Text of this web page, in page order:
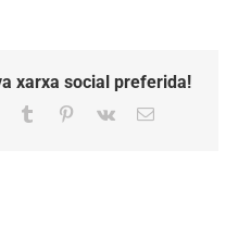
xarxa social preferida!
Tumblr Pinterest
Vk Email: